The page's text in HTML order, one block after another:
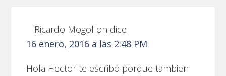
Ricardo Mogollon dice
16 enero, 2016 a las 2:48 PM
Hola Hector te escribo porque tambien